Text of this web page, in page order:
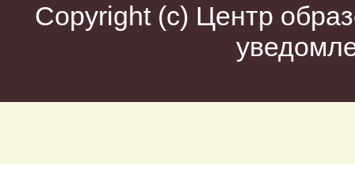
Copyright (c) Центр